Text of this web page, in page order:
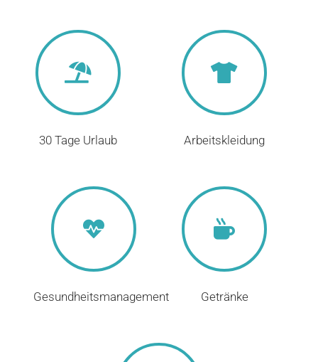
30 Tage Urlaub Arbeitskleidung
Gesundheitsmanagement Getränke